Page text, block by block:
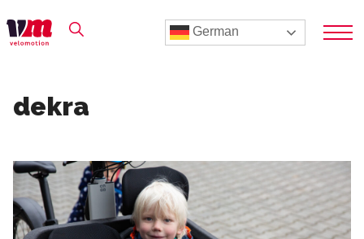
German
dekra